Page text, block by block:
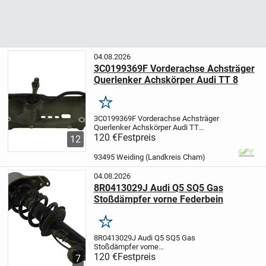
12
04.08.2026
3C0199369F Vorderachse Achsträger
Querlenker Achskörper Audi TT 8
Merken
3C0199369F Vorderachse Achsträger
Querlenker Achskörper Audi TT
8 Produktart: Achse
Herstellernummer:
3C0199369FHersteller: AudiArtikel
stammt aus einem
Scheckheftgepflegtem...
120 €Festpreis
93495 Weiding (Landkreis Cham)
7
04.08.2026
8R0413029J Audi Q5 SQ5 Gas
Stoßdämpfer vorne Federbein
Merken
8R0413029J Audi Q5 SQ5 Gas
Stoßdämpfer vorne
FederbeinHerstellernummer:
120 €Festpreis